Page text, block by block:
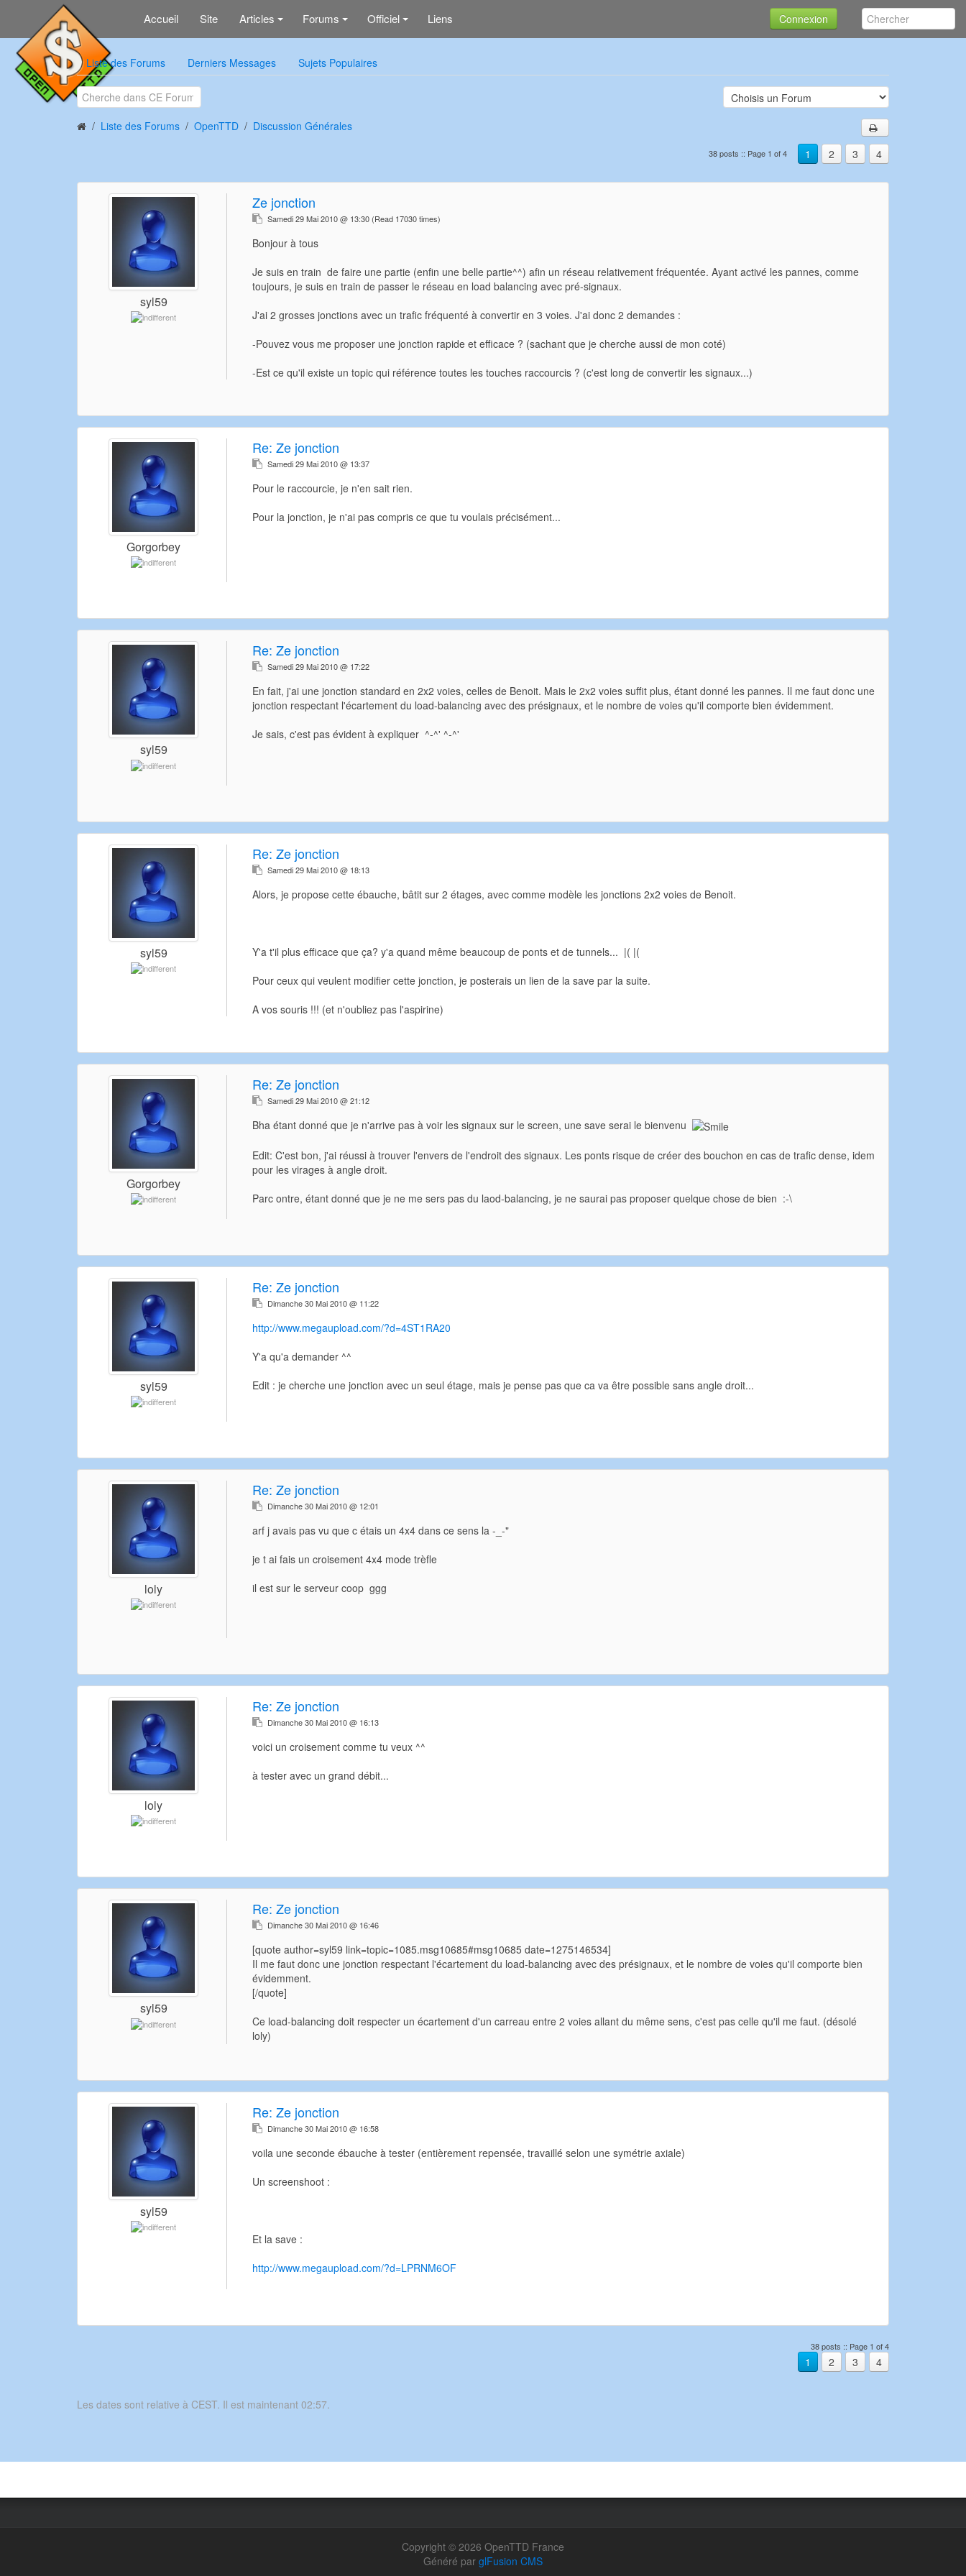
Accueil Site Articles Forums Officiel Liens Connexion
Liste des Forums Derniers Messages Sujets Populaires
Liste des Forums OpenTTD
Discussion Générales
1
2 3 4
38 posts :: Page 1 of 4
syl59
Ze jonction
Samedi 29 Mai 2010 @ 13:30(Read 17030 times)
Bonjour à tous
Je suis en train de faire une partie (enfin une belle partie^^) afin un réseau relativement fréquentée. Ayant activé les pannes, comme
toujours, je suis en train de passer le réseau en load balancing avec pré-signaux.
J'ai 2 grosses jonctions avec un trafic fréquenté à convertir en 3 voies. J'ai donc 2 demandes :
-Pouvez vous me proposer une jonction rapide et efficace ? (sachant que je cherche aussi de mon coté)
-Est ce qu'il existe un topic qui référence toutes les touches raccourcis ? (c'est long de convertir les signaux...)
Gorgorbey
Re: Ze jonction
Samedi 29 Mai 2010 @ 13:37
Pour le raccourcie, je n'en sait rien.
Pour la jonction, je n'ai pas compris ce que tu voulais précisément...
syl59
Re: Ze jonction
Samedi 29 Mai 2010 @ 17:22
En fait, j'ai une jonction standard en 2x2 voies, celles de Benoit. Mais le 2x2 voies suffit plus, étant donné les pannes. Il me faut donc une
jonction respectant l'écartement du load-balancing avec des présignaux, et le nombre de voies qu'il comporte bien évidemment.
Je sais, c'est pas évident à expliquer ^-^' ^-^'
syl59
Re: Ze jonction
Samedi 29 Mai 2010 @ 18:13
Alors, je propose cette ébauche, bâtit sur 2 étages, avec comme modèle les jonctions 2x2 voies de Benoit.
Y'a t'il plus efficace que ça? y'a quand même beaucoup de ponts et de tunnels... |( |(
Pour ceux qui veulent modifier cette jonction, je posterais un lien de la save par la suite.
A vos souris !!! (et n'oubliez pas l'aspirine)
Gorgorbey
Re: Ze jonction
Samedi 29 Mai 2010 @ 21:12
Bha étant donné que je n'arrive pas à voir les signaux sur le screen, une save serai le bienvenu
Edit: C'est bon, j'ai réussi à trouver l'envers de l'endroit des signaux. Les ponts risque de créer des bouchon en cas de trafic dense, idem
pour les virages à angle droit.
Parc ontre, étant donné que je ne me sers pas du laod-balancing, je ne saurai pas proposer quelque chose de bien :-\
syl59
Re: Ze jonction
Dimanche 30 Mai 2010 @ 11:22
http://www.megaupload.com/?d=4ST1RA20
Y'a qu'a demander ^^
Edit : je cherche une jonction avec un seul étage, mais je pense pas que ca va être possible sans angle droit...
loly
Re: Ze jonction
Dimanche 30 Mai 2010 @ 12:01
arf j avais pas vu que c étais un 4x4 dans ce sens la -_-"
je t ai fais un croisement 4x4 mode trèfle
il est sur le serveur coop ggg
loly
Re: Ze jonction
Dimanche 30 Mai 2010 @ 16:13
voici un croisement comme tu veux ^^
à tester avec un grand débit...
syl59
Re: Ze jonction
Dimanche 30 Mai 2010 @ 16:46
[quote author=syl59 link=topic=1085.msg10685#msg10685 date=1275146534]
Il me faut donc une jonction respectant l'écartement du load-balancing avec des présignaux, et le nombre de voies qu'il comporte bien
évidemment.
[/quote]
Ce load-balancing doit respecter un écartement d'un carreau entre 2 voies allant du même sens, c'est pas celle qu'il me faut. (désolé
loly)
syl59
Re: Ze jonction
Dimanche 30 Mai 2010 @ 16:58
voila une seconde ébauche à tester (entièrement repensée, travaillé selon une symétrie axiale)
Un screenshoot :
Et la save :
http://www.megaupload.com/?d=LPRNM6OF
38 posts :: Page 1 of 4
1 2 3 4
Les dates sont relative à CEST. Il est maintenant 02:57.
Copyright © 2026 OpenTTD France
Généré par glFusion CMS